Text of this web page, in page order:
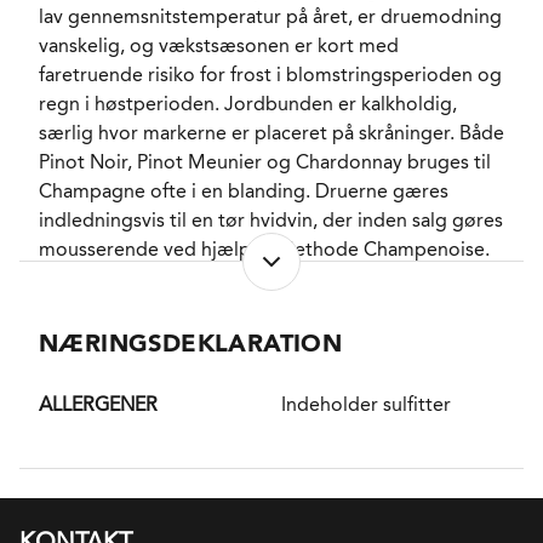
underliggende strøm af frisk citrus, er den helt
indlysende ikke skabt for at blive nydt alene. I stedet
er den dedikeret til mixologi, og Veuve Clicquot
samarbejder med en lang række bartendere rundt
omkring i verden om at udvikle cocktails hvori Veuve
Clicquot Rich forbliver det genkendelige
omdrejningspunkt.
lav gennemsnitstemperatur på året, er druemodning
vanskelig, og vækstsæsonen er kort med
faretruende risiko for frost i blomstringsperioden og
regn i høstperioden. Jordbunden er kalkholdig,
særlig hvor markerne er placeret på skråninger. Både
Pinot Noir, Pinot Meunier og Chardonnay bruges til
Champagne ofte i en blanding. Druerne gæres
indledningsvis til en tør hvidvin, der inden salg gøres
mousserende ved hjælp af Methode Champenoise.
Champagne kan både være blandet af flere årgange
(Vintage) og vin fra Champagne har en unik status
DISTRIKT
NÆRINGSDEKLARATION
ALLERGENER Indeholder sulfitter